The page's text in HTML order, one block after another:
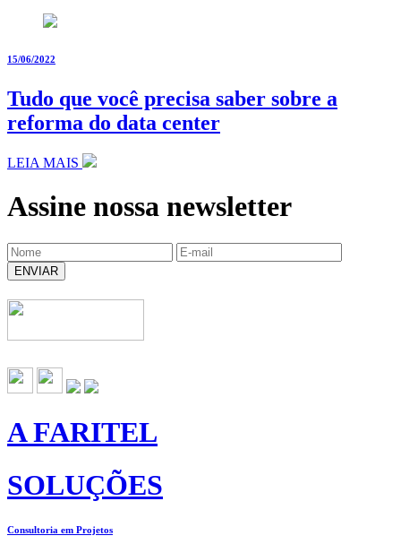
15/06/2022
Tudo que você precisa saber sobre a
reforma do data center
LEIA MAIS
Assine nossa newsletter
ENVIAR
A FARITEL
SOLUÇÕES
Consultoria em Projetos